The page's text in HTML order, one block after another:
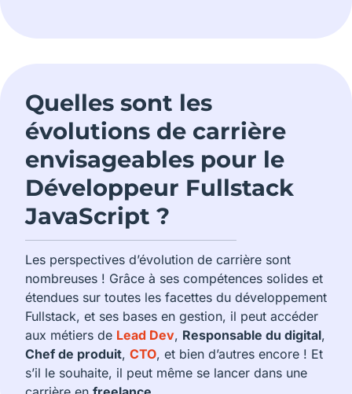
Quelles sont les
évolutions de carrière
envisageables pour le
Développeur Fullstack
JavaScript ?
Les perspectives d’évolution de carrière sont
nombreuses ! Grâce à ses compétences solides et
étendues sur toutes les facettes du développement
Fullstack, et ses bases en gestion, il peut accéder
aux métiers de Lead Dev, Responsable du digital,
Chef de produit, CTO, et bien d’autres encore ! Et
s’il le souhaite, il peut même se lancer dans une